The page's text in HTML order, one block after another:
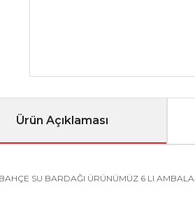
Ürün Açıklaması
SU BARDAĞI ÜRÜNÜMÜZ 6 LI